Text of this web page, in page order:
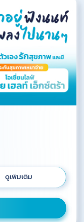
ดูเพิ่มเติม